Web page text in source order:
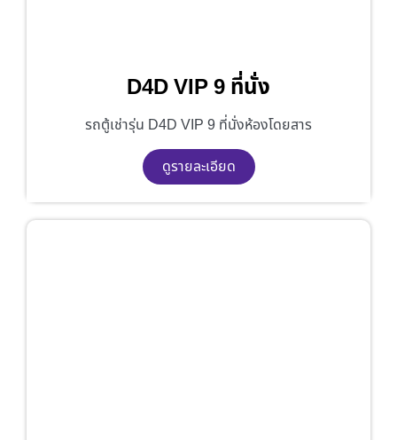
D4D VIP 9 ที่นั่ง
รถตู้เช่ารุ่น D4D VIP 9 ที่นั่งห้องโดยสาร
ดูรายละเอียด